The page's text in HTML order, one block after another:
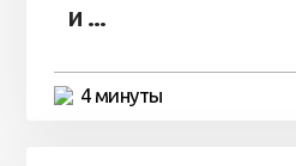
и ...
4 минуты